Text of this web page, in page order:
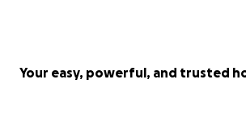
Your easy, powerful, and trusted